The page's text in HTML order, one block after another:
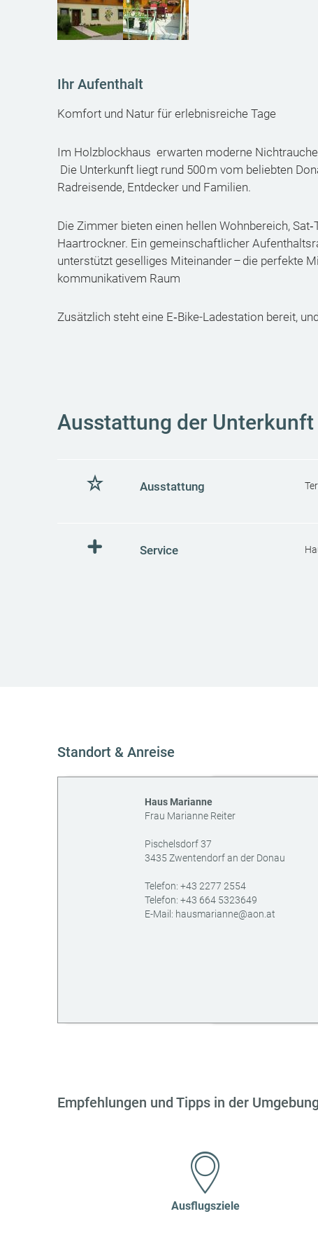
Ihr Aufenthalt
Komfort und Natur für erlebnisreiche Tage
Im Holzblockhaus erwarten moderne
Die Unterkunft liegt rund 500 m vom beliebten
Radreisende, Entdecker und Familien.
Die Zimmer bieten einen hellen Wohnbereich,
Haartrockner. Ein gemeinschaftlicher
unterstützt geselliges Miteinander – die perfekte
kommunikativem Raum
Zusätzlich steht eine E‑Bike-Ladestation bereit,
Ausstattung der Unterkunft
Ausstattung
Service
Standort & Anreise
Haus Marianne
Frau Marianne Reiter
Pischelsdorf 37
3435 Zwentendorf an der Donau
Telefon: +43 2277 2554
Telefon: +43 664 5323649
E-Mail: hausmarianne@aon.at
Empfehlungen und Tipps in der Umgebung
Ausflugsziele